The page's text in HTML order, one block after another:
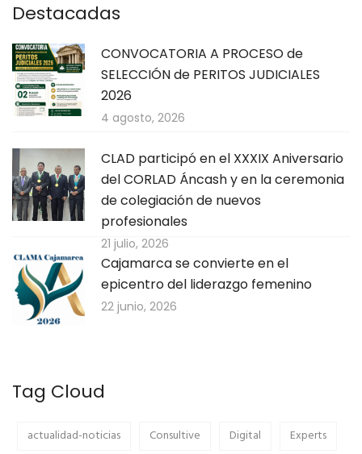
Destacadas
CONVOCATORIA A PROCESO de
SELECCIÓN de PERITOS JUDICIALES
2026
4 agosto, 2026
CLAD participó en el XXXIX Aniversario
del CORLAD Áncash y en la ceremonia
de colegiación de nuevos
profesionales
21 julio, 2026
Cajamarca se convierte en el
epicentro del liderazgo femenino
22 junio, 2026
Tag Cloud
actualidad-noticias Consultive Digital Experts